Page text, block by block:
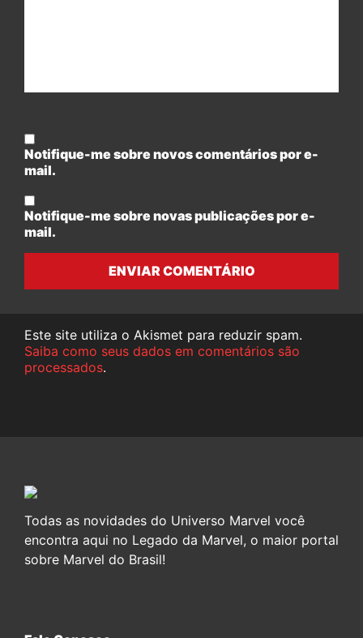
Notifique-me sobre novos comentários por e-
mail.
Notifique-me sobre novas publicações por e-
mail.
ENVIAR COMENTÁRIO
Este site utiliza o Akismet para reduzir spam.
Saiba como seus dados em comentários são
processados.
Todas as novidades do Universo Marvel você
encontra aqui no Legado da Marvel, o maior portal
sobre Marvel do Brasil!